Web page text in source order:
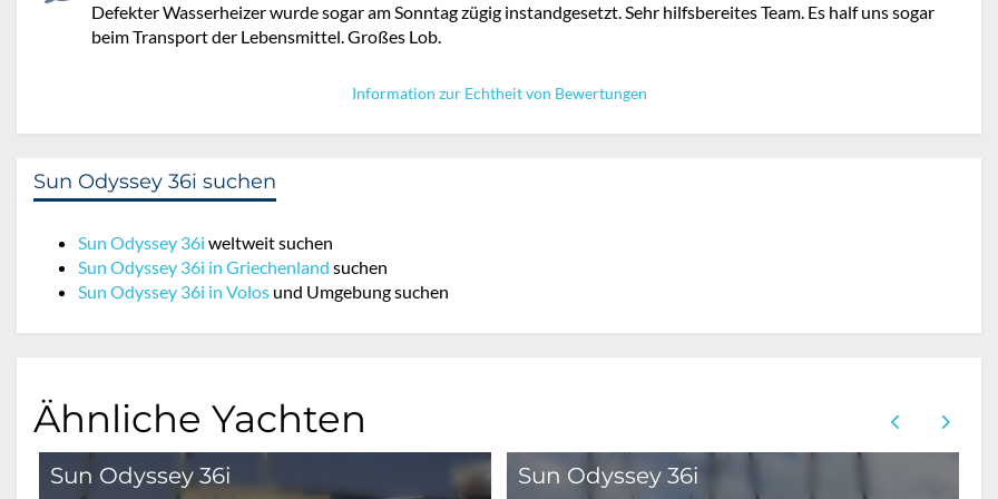
Defekter Wasserheizer wurde sogar am Sonntag zügig instandgesetzt. Sehr hilfsbereites Team. Es half uns sogar
beim Transport der Lebensmittel. Großes Lob.
Information zur Echtheit von Bewertungen
Sun Odyssey 36i suchen
Sun Odyssey 36i weltweit suchen
Sun Odyssey 36i in Griechenland suchen
Sun Odyssey 36i in Volos und Umgebung suchen
Ähnliche Yachten
Sun Odyssey 36i Sun Odyssey 36i